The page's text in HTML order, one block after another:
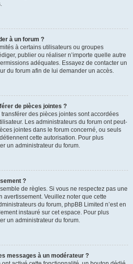
à un forum ?
à certains utilisateurs ou groupes
publier ou réaliser n’importe quelle autre
adéquates. Essayez de contacter un
du forum afin de lui demander un accès.
de pièces jointes ?
des pièces jointes sont accordées
Les administrateurs du forum ont peut-
jointes dans le forum concerné, ou seuls
cette autorisation. Pour plus
un administrateur du forum.
?
de règles. Si vous ne respectez pas une
avertissement. Veuillez noter que cette
du forum, phpBB Limited n’est en
instauré sur cet espace. Pour plus
un administrateur du forum.
messages à un modérateur ?